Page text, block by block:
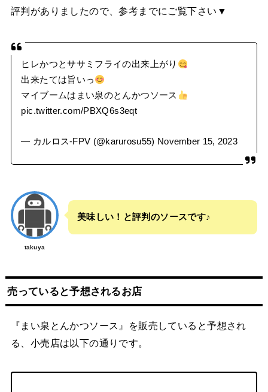
評判がありましたので、参考までにご覧下さい▼
ヒレかつとササミフライの出来上がり
出来たては旨いっ
マイブームはまい泉のとんかつソース
pic.twitter.com/PBXQ6s3eqt
— カルロス-FPV (@karurosu55) November 15, 2023
takuya
美味しい！と評判のソースです♪
売っていると予想されるお店
『まい泉とんかつソース』を販売していると予想され
る、小売店は以下の通りです。